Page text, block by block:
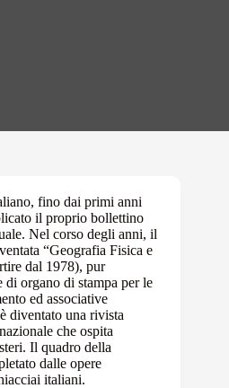
fino dai primi anni
il proprio bollettino
Nel corso degli anni, il
“Geografia Fisica e
dal 1978), pur
di organo di stampa per le
ed associative
diventato una rivista
che ospita
Il quadro della
dalle opere
italiani.